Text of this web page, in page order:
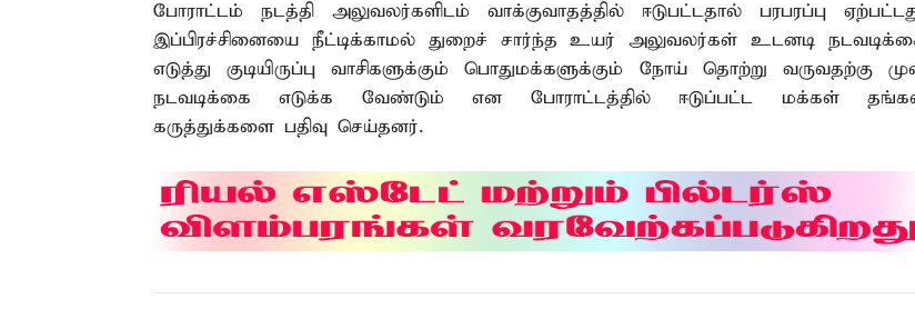
போராட்டம் நடத்தி அலுவலர்களிடம் வாக்குவாதத்தில் ஈடுபட்டதால் பரபரப்பு
இப்பிரச்சினையை நீட்டிக்காமல் துறைச் சார்ந்த உயர் அலுவலர்கள் உடனடி
எடுத்து குடியிருப்பு வாசிகளுக்கும் பொதுமக்களுக்கும் நோய் தொற்று வருவதற்கு
நடவடிக்கை எடுக்க வேண்டும் என போராட்டத்தில் ஈடுப்பட்ட மக்கள்
கருத்துக்களை பதிவு செய்தனர்.